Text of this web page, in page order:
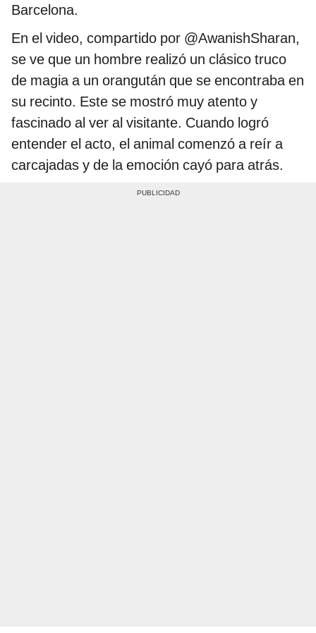
Barcelona.
En el video, compartido por @AwanishSharan,
se ve que un hombre realizó un clásico truco
de magia a un orangután que se encontraba en
su recinto. Este se mostró muy atento y
fascinado al ver al visitante. Cuando logró
entender el acto, el animal comenzó a reír a
carcajadas y de la emoción cayó para atrás.